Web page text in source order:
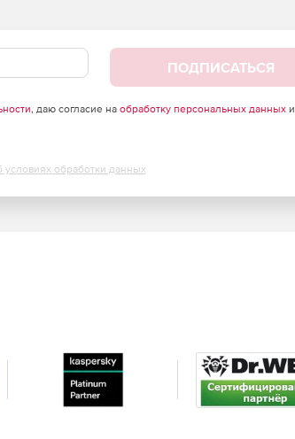
ПОДПИСАТЬСЯ
, даю согласие на обработку персональных данныхи
обработки данных